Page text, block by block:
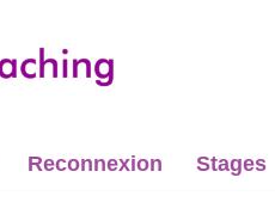
Reconnexion Stages